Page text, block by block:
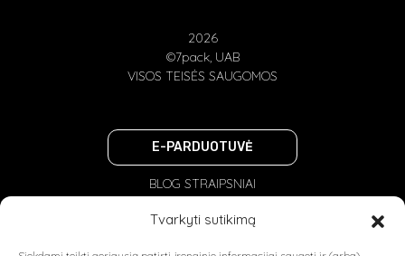
Tvarkyti sutikimą
2026
©7pack, UAB
VISOS TEISĖS SAUGOMOS
E-PARDUOTUVĖ
BLOG STRAIPSNIAI
PRIVATUMO POLITIKA